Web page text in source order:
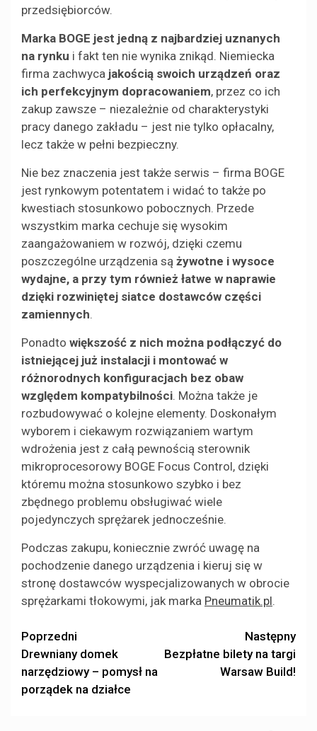
przedsiębiorców.
Marka BOGE jest jedną z najbardziej uznanych
na rynku i fakt ten nie wynika znikąd. Niemiecka
firma zachwyca jakością swoich urządzeń oraz
ich perfekcyjnym dopracowaniem, przez co ich
zakup zawsze – niezależnie od charakterystyki
pracy danego zakładu – jest nie tylko opłacalny,
lecz także w pełni bezpieczny.
Nie bez znaczenia jest także serwis – firma BOGE
jest rynkowym potentatem i widać to także po
kwestiach stosunkowo pobocznych. Przede
wszystkim marka cechuje się wysokim
zaangażowaniem w rozwój, dzięki czemu
poszczególne urządzenia są żywotne i wysoce
wydajne, a przy tym również łatwe w naprawie
dzięki rozwiniętej siatce dostawców części
zamiennych.
Ponadto większość z nich można podłączyć do
istniejącej już instalacji i montować w
różnorodnych konfiguracjach bez obaw
względem kompatybilności. Można także je
rozbudowywać o kolejne elementy. Doskonałym
wyborem i ciekawym rozwiązaniem wartym
wdrożenia jest z całą pewnością sterownik
mikroprocesorowy BOGE Focus Control, dzięki
któremu można stosunkowo szybko i bez
zbędnego problemu obsługiwać wiele
pojedynczych sprężarek jednocześnie.
Podczas zakupu, koniecznie zwróć uwagę na
pochodzenie danego urządzenia i kieruj się w
stronę dostawców wyspecjalizowanych w obrocie
sprężarkami tłokowymi, jak marka Pneumatik.pl.
Zobacz
wpisy
Poprzedni
Drewniany domek
narzędziowy – pomysł na
porządek na działce
Następny
Bezpłatne bilety na targi
Warsaw Build!